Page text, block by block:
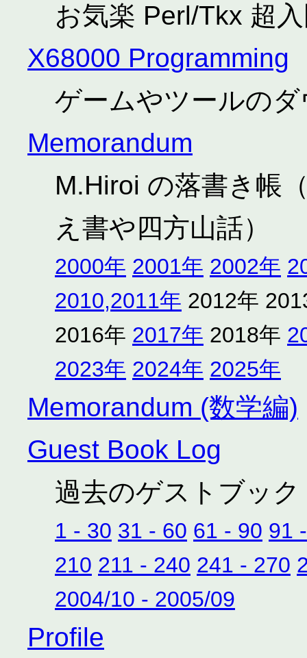
お気楽 Perl/Tkx 超
X68000 Programming
ゲームやツールの
Memorandum
M.Hiroi の落書き帳
え書や四方山話）
2000年 2001年 2002年
2010,2011年 2012年
2016年 2017年 2018年
2023年 2024年 2025年
Memorandum (数学編)
Guest Book Log
過去のゲストブック
1 - 30 31 - 60 61 - 90 91
210 211 - 240 241 - 270
2004/10 - 2005/09
Profile